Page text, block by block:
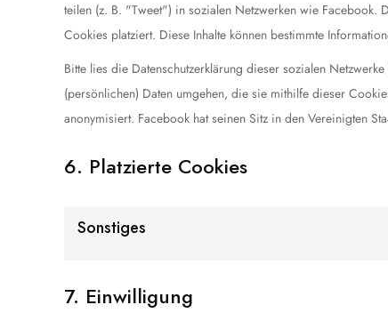
teilen (z. B. "Tweet") in sozialen Netzwerken wie Facebook.
Cookies platziert. Diese Inhalte können bestimmte
Bitte lies die Datenschutzerklärung dieser sozialen
(persönlichen) Daten umgehen, die sie mithilfe dieser
anonymisiert. Facebook hat seinen Sitz in den Vereinigten
6. Platzierte Cookies
Sonstiges
7. Einwilligung